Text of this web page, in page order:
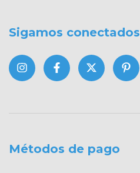
Sigamos conectados
Métodos de pago